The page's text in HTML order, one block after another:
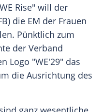
Rise" will der
die EM der Frauen
Pünktlich zum
der Verband
Logo "WE'29" das
die Ausrichtung des